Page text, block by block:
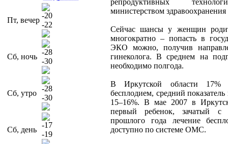
Пт, вечер
-20
-22
Сб, ночь
-28
-30
Сб, утро
-28
-30
Сб, день
-17
-19
министерством
Сейчас шансы у женщин
многократно – попасть в
ЭКО можно, получив
гинеколога. В среднем на
необходимо полгода.
В Иркутской области 17%
бесплодием, средний показатель
15–16%. В мае 2007 в
первый ребенок,
прошлого года лечение
доступно по системе ОМС.